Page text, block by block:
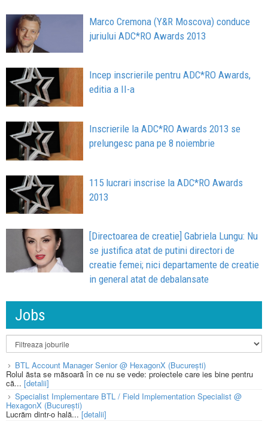
Marco Cremona (Y&R Moscova) conduce
juriului ADC*RO Awards 2013
Incep inscrierile pentru ADC*RO Awards,
editia a II-a
Inscrierile la ADC*RO Awards 2013 se
prelungesc pana pe 8 noiembrie
115 lucrari inscrise la ADC*RO Awards
2013
[Directoarea de creatie] Gabriela Lungu: Nu
se justifica atat de putini directori de
creatie femei; nici departamente de creatie
in general atat de debalansate
Jobs
BTL Account Manager Senior @ HexagonX (București)
Rolul ăsta se măsoară în ce nu se vede: proiectele care ies bine pentru
că... [detalii]
Specialist Implementare BTL / Field Implementation Specialist @
HexagonX (București)
Lucrăm dintr-o hală... [detalii]